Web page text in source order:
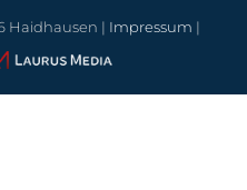
Haidhausen | Impressum |